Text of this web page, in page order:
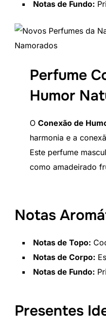
Notas de Fundo:
Perfume
Humor
OConexão de
harmonia e a
Este perfume
como amadeirado
Notas
Notas de Topo:
Notas de Corpo:
Notas de Fundo:
Presentes